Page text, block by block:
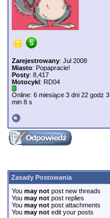
Zarejestrowany: Jul 2008
Miasto: Popapracie!
Posty: 8,417
Motocykl: RD04
Online: 6 miesiące 3 dni 22 godz 3
min 8 s
Zasady Postowania
You may not post new threads
You may not post replies
You may not post attachments
You may not edit your posts